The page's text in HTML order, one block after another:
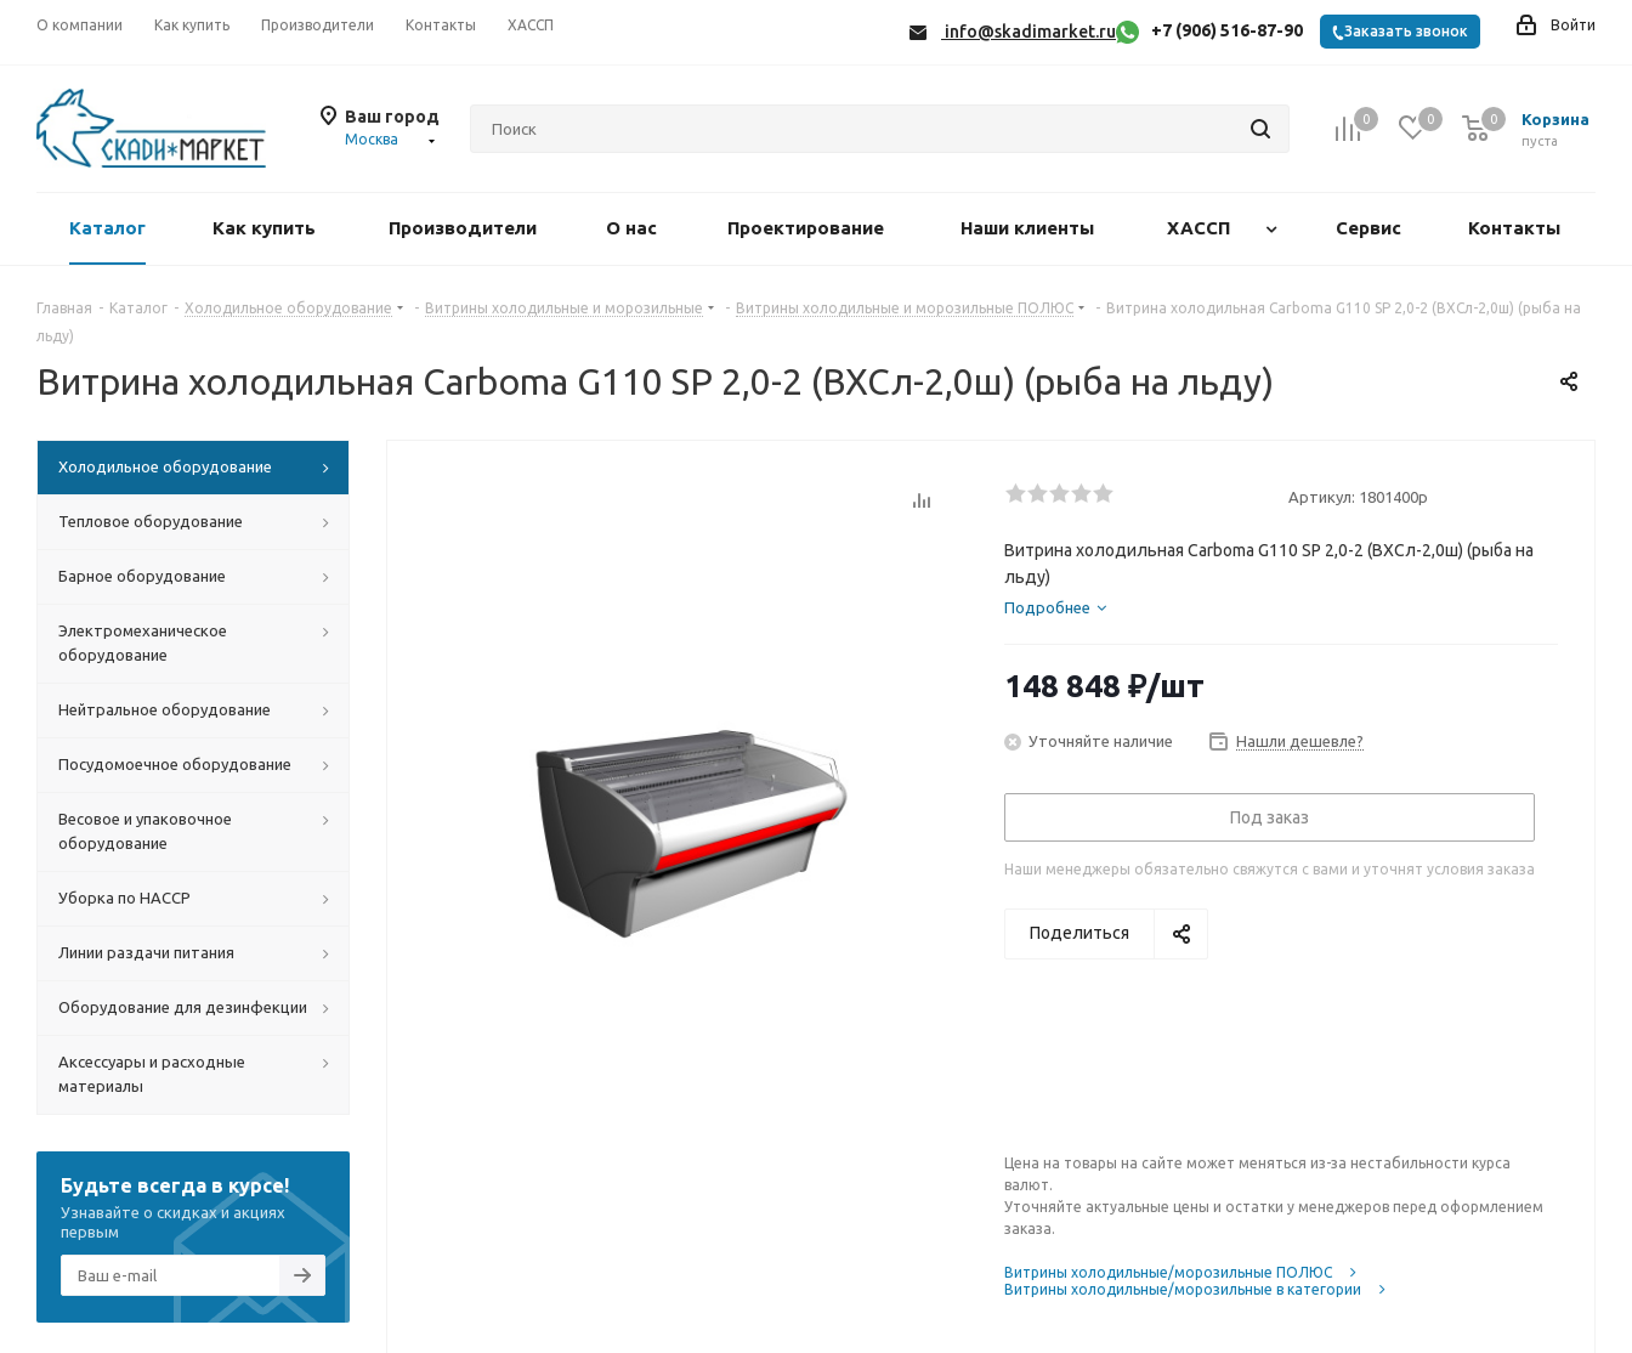
О компании Как купить Производители Контакты ХАССП Войти
info@skadimarket.ru +7 (906) 516-87-90 Заказать звонок
Ваш город
Москва
0 0 Корзина
0
пуста
0
Каталог Как купить Производители О нас Проектирование Наши клиенты ХАССП Сервис Контакты
Главная - Каталог - Холодильное оборудование - Витрины холодильные и морозильные - Витрины холодильные и морозильные ПОЛЮС - Витрина холодильная Carboma G110 SP 2,0-2 (ВХСл-2,0ш) (рыба на
льду)
Витрина холодильная Carboma G110 SP 2,0-2 (ВХСл-2,0ш) (рыба на льду)
Артикул: 1801400p
Витрина холодильная Carboma G110 SP 2,0-2 (ВХСл-2,0ш) (рыба на
льду)
Подробнее
148 848 ₽/шт
Уточняйте наличие Нашли дешевле?
Под заказ
Наши менеджеры обязательно свяжутся с вами и уточнят условия заказа
Поделиться
Цена на товары на сайте может меняться из-за нестабильности курса
валют.
Уточняйте актуальные цены и остатки у менеджеров перед оформлением
заказа.
Витрины холодильные/морозильные ПОЛЮС
Витрины холодильные/морозильные в категории
Холодильное оборудование
Тепловое оборудование
Барное оборудование
Электромеханическое
оборудование
Нейтральное оборудование
Посудомоечное оборудование
Весовое и упаковочное
оборудование
Уборка по HACCP
Линии раздачи питания
Оборудование для дезинфекции
Аксессуары и расходные
материалы
Будьте всегда в курсе!
Узнавайте о скидках и акциях
первым